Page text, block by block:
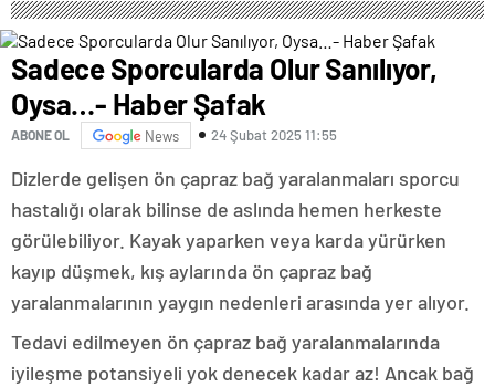
Bütündür”
Sadece Sporcularda Olur Sanılıyor,
Oysa…- Haber Şafak
ABONE OL News 24 Şubat 2025 11:55
Dizlerde gelişen ön çapraz bağ yaralanmaları sporcu
hastalığı olarak bilinse de aslında hemen herkeste
görülebiliyor. Kayak yaparken veya karda yürürken
kayıp düşmek, kış aylarında ön çapraz bağ
yaralanmalarının yaygın nedenleri arasında yer alıyor.
Tedavi edilmeyen ön çapraz bağ yaralanmalarında
iyileşme potansiyeli yok denecek kadar az! Ancak bağ